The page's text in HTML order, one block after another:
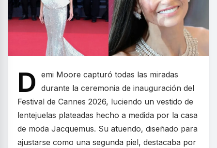
D emi Moore capturó todas las miradas
durante la ceremonia de inauguración del
Festival de Cannes 2026, luciendo un vestido de
lentejuelas plateadas hecho a medida por la casa
de moda Jacquemus. Su atuendo, diseñado para
ajustarse como una segunda piel, destacaba por